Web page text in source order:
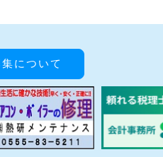
について